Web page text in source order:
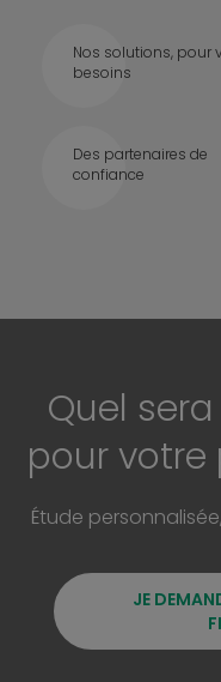
Nos solutions, pour
besoins
Des partenaires de
confiance
Quel
pour votre
Étude
JE